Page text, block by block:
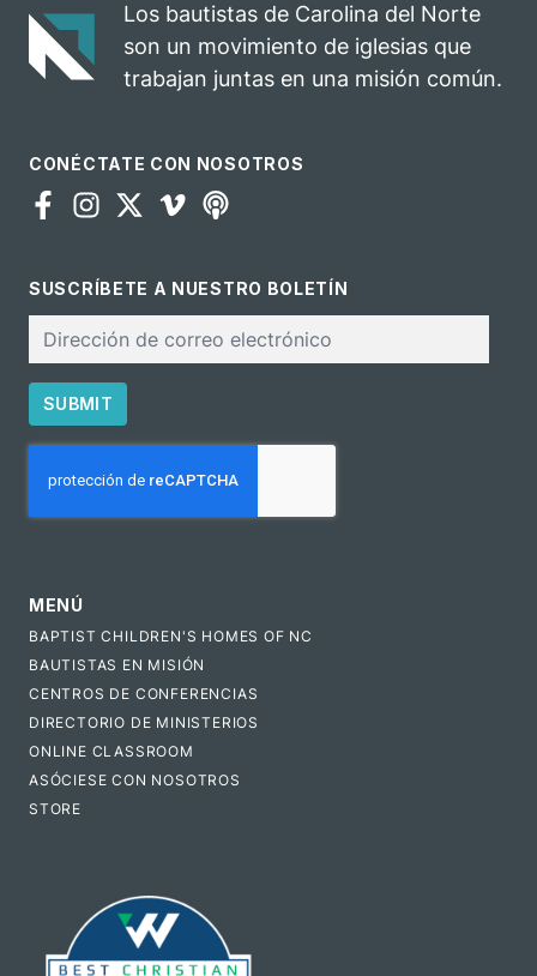
para el
ministerio
Los bautistas de Carolina del Norte
son un movimiento de iglesias que
trabajan juntas en una misión común.
CONÉCTATE CON NOSOTROS
SUSCRÍBETE A NUESTRO BOLETÍN
electrónico
SUBMIT
MENÚ
BAPTIST CHILDREN'S HOMES OF NC
BAUTISTAS EN MISIÓN
CENTROS DE CONFERENCIAS
DIRECTORIO DE MINISTERIOS
ONLINE CLASSROOM
ASÓCIESE CON NOSOTROS
STORE